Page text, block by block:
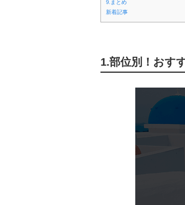
9.まとめ
新着記事
1.部位別！おす